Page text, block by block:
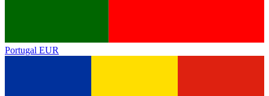
Portugal EUR